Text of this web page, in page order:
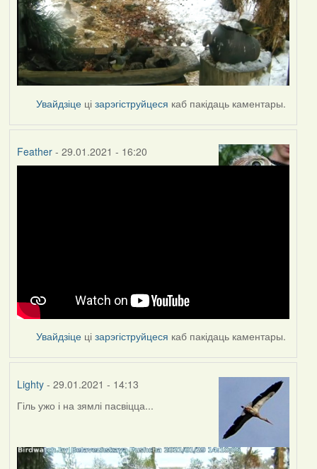
Увайдзіце цізарэгіструйцеся каб пакідаць каментары.
Feather- 29.01.2021 - 16:20
Увайдзіце цізарэгіструйцеся каб пакідаць каментары.
Lighty- 29.01.2021 - 14:13
Гіль ужо і на зямлі пасвіцца...